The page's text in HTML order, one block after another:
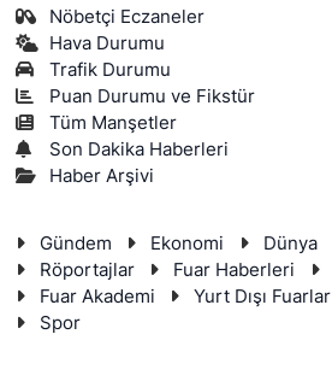
Nöbetçi Eczaneler
Hava Durumu
Trafik Durumu
Puan Durumu ve Fikstür
Tüm Manşetler
Son Dakika Haberleri
Haber Arşivi
Gündem Ekonomi Dünya
Röportajlar
Fuar Haberleri
Fuar Akademi
Yurt Dışı Fuarlar
Spor